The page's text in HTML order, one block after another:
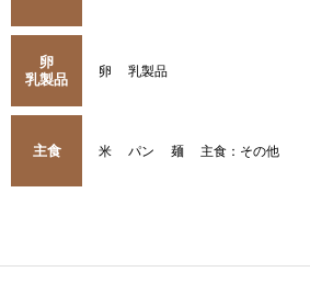
卵
乳製品
卵 乳製品
主食 米 パン 麺 主食：その他